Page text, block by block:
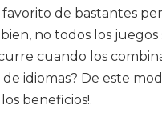
de bastantes
no todos los juegos
cuando los
idiomas? De este
beneficios!.